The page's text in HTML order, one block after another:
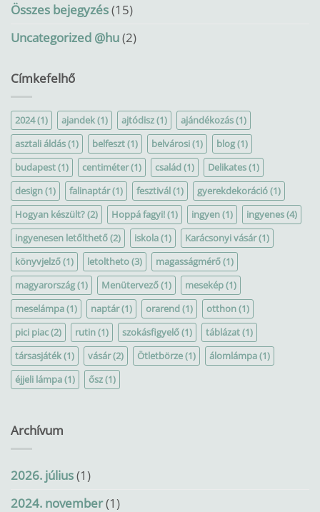
Összes bejegyzés(15)
Uncategorized @hu(2)
Címkefelhő
2024(1) ajandek(1) ajtódisz(1) ajándékozás(1)
asztali áldás(1) belfeszt(1) belvárosi(1) blog(1)
budapest(1) centiméter(1) család(1) Delikates(1)
design(1) falinaptár(1) fesztivál(1) gyerekdekoráció(1)
Hogyan készült?(2) Hoppá fagyi!(1) ingyen(1) ingyenes(4)
ingyenesen letőlthető(2) iskola(1) Karácsonyi vásár(1)
könyvjelző(1) letoltheto(3) magasságmérő(1)
magyarország(1) Menütervező(1) mesekép(1)
meselámpa(1) naptár(1) orarend(1) otthon(1)
pici piac(2) rutin(1) szokásfigyelő(1) táblázat(1)
társasjáték(1) vásár(2) Ötletbörze(1) álomlámpa(1)
éjjeli lámpa(1) ősz(1)
Archívum
2026. július(1)
2024. november(1)